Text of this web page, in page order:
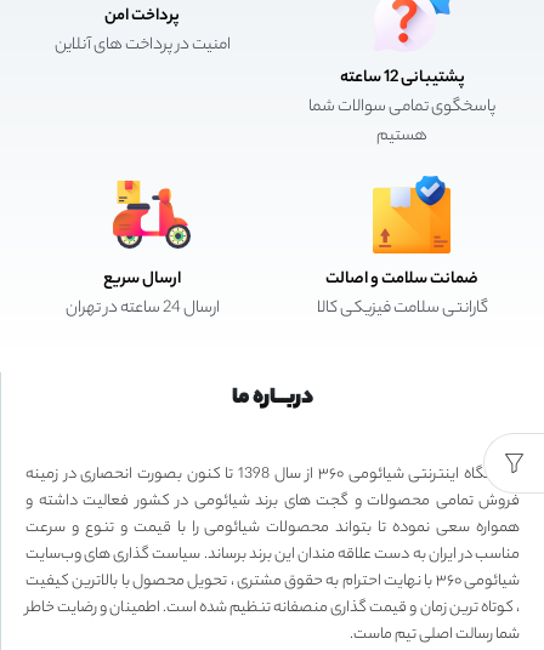
پشتیبانی 12 ساعته
پاسخگوی تمامی سوالات شما
هستیم
پرداخت امن
امنیت در پرداخت های آنلاین
ضمانت سلامت و اصالت
گارانتی سلامت فیزیکی کالا
ارسال سریع
ارسال 24 ساعته در تهران
دربـــاره ما
فروشگاه اینترنتی شیائومی ۳۶۰ از سال 1398 تا کنون بصورت انحصاری در زمینه
فروش تمامی محصولات و گجت های برند شیائومی در کشور فعالیت داشته و
همواره سعی نموده تا بتواند محصولات شیائومی را با قیمت و تنوع و سرعت
مناسب در ایران به دست علاقه مندان این برند برساند. سیاست گذاری های وب‌سایت
شیائومی ۳۶۰ با نهایت احترام به حقوق مشتری ، تحویل محصول با بالاترین کیفیت
، کوتاه ترین زمان و قیمت گذاری منصفانه تنظیم شده است. اطمینان و رضایت خاطر
شما رسالت اصلی تیم ماست.